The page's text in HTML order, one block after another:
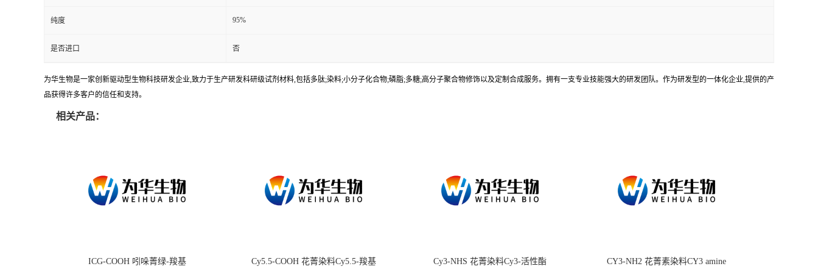
纯度 95%
是否进口 否
为华生物是一家创新驱动型生物科技研发企业,致力于生产研发科研级试剂材料,包括多肽;染料;小分子化合物;磷脂;多糖;高分子聚合物修饰以及定制合成服务。拥有一支专业技能强大的研发团队。作为研发型的一体化企业,提供的产
品获得许多客户的信任和支持。
相关产品：
ICG-COOH 吲哚菁绿-羧基 Cy5.5-COOH 花菁染料Cy5.5-羧基 Cy3-NHS 花菁染料Cy3-活性酯 CY3-NH2 花菁素染料CY3 amine